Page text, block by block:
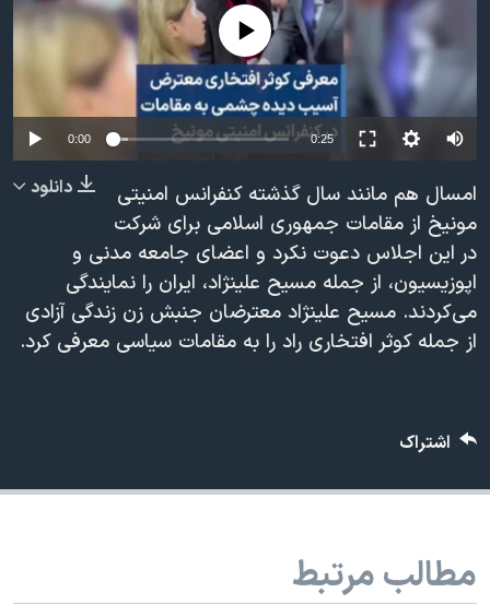
فرهنگ و زندگی
حقوق شهروندی
اقتصادی
علم و فناوری
گالری عکس
آرشیو پخش زنده
مستندها
انتخابات ریاست جمهوری آمریکا ۲۰۲۴
حمله جمهوری اسلامی به اسرائیل
رمز مهسا
اعتراضات زن، زندگی، آزادی
مجموعه مستندهای دادخواهی
تریبونال مردمی آبان ۹۸
دادگاه حمید نوری
اعتراضات مردمی آبان ۹۸
اسرائیل در جنگ
همایش محافظه‌کاران آمریکا «سی‌پک»
دنبال کنید
زبانهای مختلف
No media source currently available
0:00 0:25
دانلود
امسال هم مانند سال گذشته کنفرانس امنیتی
مونیخ از مقامات جمهوری اسلامی برای شرکت
در این اجلاس دعوت نکرد و اعضای جامعه مدنی و
اپوزیسیون، از جمله مسیح علینژاد، ایران را نمایندگی
می‌کردند. مسیح علینژاد معترضان جنبش زن زندگی آزادی
از جمله کوثر افتخاری راد را به مقامات سیاسی معرفی کرد.
اشتراک
مطالب مرتبط